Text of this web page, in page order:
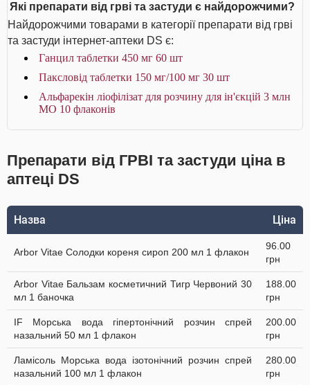
Які препарати від грві та застуди є найдорожчими?
Найдорожчими товарами в категорії препарати від грві
та застуди інтернет-аптеки DS є:
Ганцил таблетки 450 мг 60 шт
Паксловід таблетки 150 мг/100 мг 30 шт
Альфарекін ліофілізат для розчину для ін'єкцій 3 млн
МО 10 флаконів
Препарати від ГРВІ та застуди ціна в
аптеці DS
Назва Ціна
Arbor Vitae Солодки кореня сироп 200 мл 1 флакон
96.00
грн
Arbor Vitae Бальзам косметичний Тигр Червоний 30
мл 1 баночка
188.00
грн
IF Морська вода гіпертонічний розчин спрей
назальний 50 мл 1 флакон
200.00
грн
Ламісоль Морська вода ізотонічний розчин спрей
назальний 100 мл 1 флакон
280.00
грн